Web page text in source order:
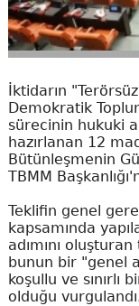
İktidarın
Demokratik
sürecinin hukuki
hazırlanan 12
Bütünleşmenin
TBMM
Teklifin genel
kapsamında
adımını
bunun bir "genel
koşullu ve sınırlı
olduğu